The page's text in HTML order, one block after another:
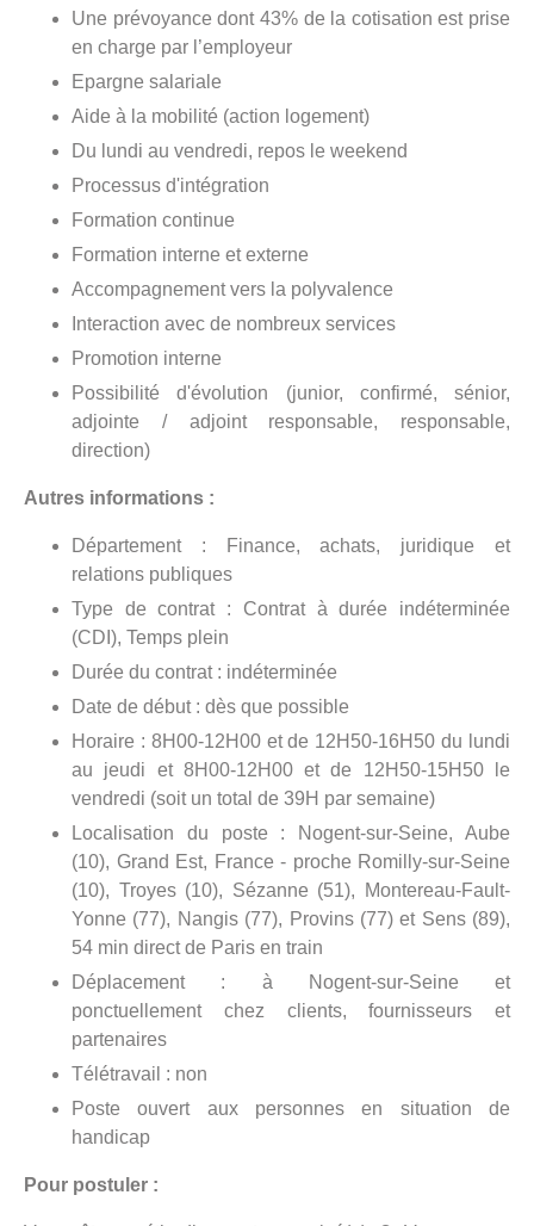
Une prévoyance dont 43% de la cotisation est prise
en charge par l’employeur
Epargne salariale
Aide à la mobilité (action logement)
Du lundi au vendredi, repos le weekend
Processus d'intégration
Formation continue
Formation interne et externe
Accompagnement vers la polyvalence
Interaction avec de nombreux services
Promotion interne
Possibilité d'évolution (junior, confirmé, sénior,
adjointe / adjoint responsable, responsable,
direction)
Autres informations :
Département : Finance, achats, juridique et
relations publiques
Type de contrat : Contrat à durée indéterminée
(CDI), Temps plein
Durée du contrat : indéterminée
Date de début : dès que possible
Horaire : 8H00-12H00 et de 12H50-16H50 du lundi
au jeudi et 8H00-12H00 et de 12H50-15H50 le
vendredi (soit un total de 39H par semaine)
Localisation du poste : Nogent-sur-Seine, Aube
(10), Grand Est, France - proche Romilly-sur-Seine
(10), Troyes (10), Sézanne (51), Montereau-Fault-
Yonne (77), Nangis (77), Provins (77) et Sens (89),
54 min direct de Paris en train
Déplacement : à Nogent-sur-Seine et
ponctuellement chez clients, fournisseurs et
partenaires
Télétravail : non
Poste ouvert aux personnes en situation de
handicap
Pour postuler :